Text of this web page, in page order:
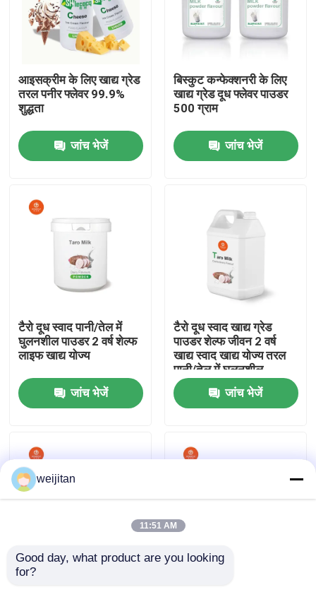
उत्पादों
हमारे बारे में
कारखाना भ्रमण
गुणवत्ता नियंत्रण
संपर्क करें
एक उद्धरण का अनुरोध करें
आइसक्रीम के लिए खाद्य ग्रेड
तरल पनीर फ्लेवर 99.9%
शुद्धता
जांच भेजें
बिस्कुट कन्फेक्शनरी के लिए
खाद्य ग्रेड दूध फ्लेवर पाउडर
500 ग्राम
जांच भेजें
टैरो दूध स्वाद पानी/तेल में
घुलनशील पाउडर 2 वर्ष शेल्फ
लाइफ खाद्य योज्य
जांच भेजें
टैरो दूध स्वाद खाद्य ग्रेड
पाउडर शेल्फ जीवन 2 वर्ष
खाद्य स्वाद खाद्य योज्य तरल
पानी/तेल में घुलनशील
जांच भेजें
चीनी चेस्टन-स्वादित स्वाद
weijitan
11:51 AM
Good day, what product are you looking
for?